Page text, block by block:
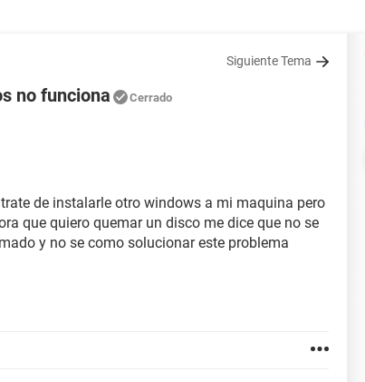
Siguiente Tema
no funciona Cerrado
de instalarle otro windows a mi maquina pero
que quiero quemar un disco me dice que no se
y no se como solucionar este problema